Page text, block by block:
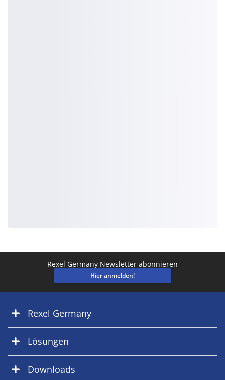
Rexel Germany Newsletter abonnieren
Hier anmelden!
Rexel Germany
Lösungen
Downloads